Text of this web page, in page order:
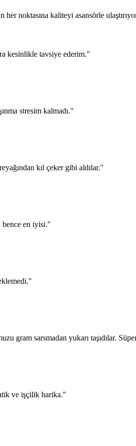
noktasına kaliteyi asansörle
kesinlikle tavsiye ederim."
stresim kalmadı."
kıl çeker gibi aldılar."
en iyisi."
"
gram sarsmadan yukarı taşıdılar.
ve işçilik harika."